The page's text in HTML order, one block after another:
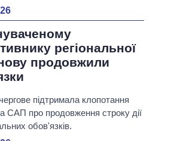
регіональної
продовжили
підтримала клопотання
САП про продовження строку дії
обов'язків.